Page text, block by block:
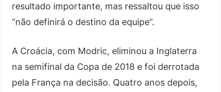
resultado importante, mas ressaltou que isso
“não definirá o destino da equipe”.
A Croácia, com Modric, eliminou a Inglaterra
na semifinal da Copa de 2018 e foi derrotada
pela França na decisão. Quatro anos depois,